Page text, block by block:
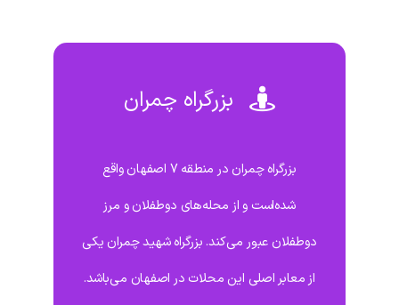
بزرگراه چمران
بزرگراه چمران در منطقه 7 اصفهان واقع
شده‌است و از محله‌های دوطفلان و مرز
دوطفلان عبور می‌کند. بزرگراه شهید چمران یکی
از معابر اصلی این محلات در اصفهان می‌باشد.